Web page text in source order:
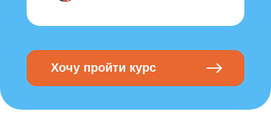
Хочу пройти курс